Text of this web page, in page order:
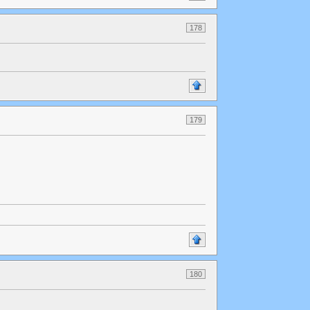
178
179
180